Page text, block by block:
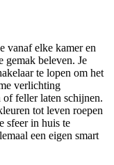
vanaf elke kamer en
gemak beleven. Je
te lopen om het
verlichting
feller laten schijnen.
tot leven roepen
sfeer in huis te
een eigen smart